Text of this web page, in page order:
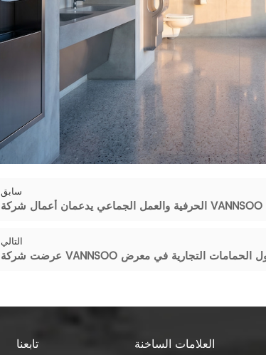
سابق
التالي
تابعنا العلامات الساخنة